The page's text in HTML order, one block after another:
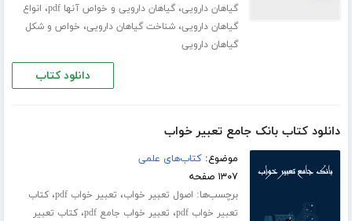
گیاهان دارویی،گیاهان دارویی و خواص آنها pdf ، انواع
گیاهان دارویی،شناخت گیاهان دارویی، خواص و شکل
گیاهان دارویی
دانلود کتاب
دانلود کتاب بانک جامع تعبیر خواب
موضوع:کتاب‌های علمی
۱۳۰۷ صفحه
برچسب‌ها: اصول تعبیر خواب، تعبیر خواب pdf ،کتاب
تعبیر خواب pdf
، تعبیر خواب جامع pdf ،کتاب تعبیر